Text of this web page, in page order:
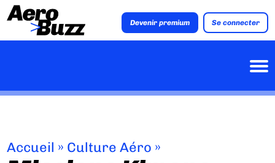
Devenir premium Se connecter
Accueil » Culture Aéro »